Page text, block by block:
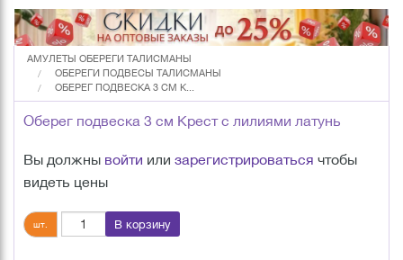
АМУЛЕТЫ ОБЕРЕГИ ТАЛИСМАНЫ
ОБЕРЕГИ ПОДВЕСЫ ТАЛИСМАНЫ
ОБЕРЕГ ПОДВЕСКА 3 СМ К...
Оберег подвеска 3 см Крест с лилиями латунь
Вы должны войти или зарегистрироваться чтобы
видеть цены
шт. В корзину